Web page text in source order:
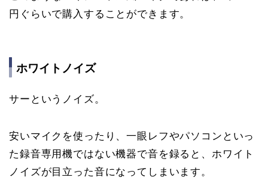
円ぐらいで購入することができます。
ホワイトノイズ
サーというノイズ。
安いマイクを使ったり、一眼レフやパソコンといっ
た録音専用機ではない機器で音を録ると、ホワイト
ノイズが目立った音になってしまいます。